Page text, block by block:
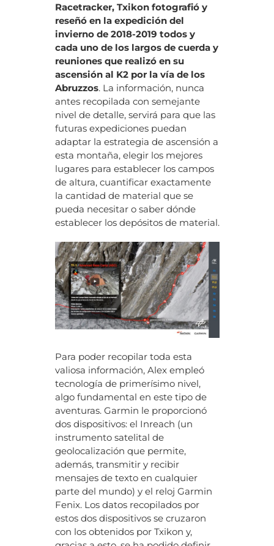
Racetracker, Txikon fotografió y
reseñó en la expedición del
invierno de 2018-2019 todos y
cada uno de los largos de cuerda y
reuniones que realizó en su
ascensión al K2 por la vía de los
Abruzzos. La información, nunca
antes recopilada con semejante
nivel de detalle, servirá para que las
futuras expediciones puedan
adaptar la estrategia de ascensión a
esta montaña, elegir los mejores
lugares para establecer los campos
de altura, cuantificar exactamente
la cantidad de material que se
pueda necesitar o saber dónde
establecer los depósitos de material.
Para poder recopilar toda esta
valiosa información, Alex empleó
tecnología de primerísimo nivel,
algo fundamental en este tipo de
aventuras. Garmin le proporcionó
dos dispositivos: el Inreach (un
instrumento satelital de
geolocalización que permite,
además, transmitir y recibir
mensajes de texto en cualquier
parte del mundo) y el reloj Garmin
Fenix. Los datos recopilados por
estos dos dispositivos se cruzaron
con los obtenidos por Txikon y,